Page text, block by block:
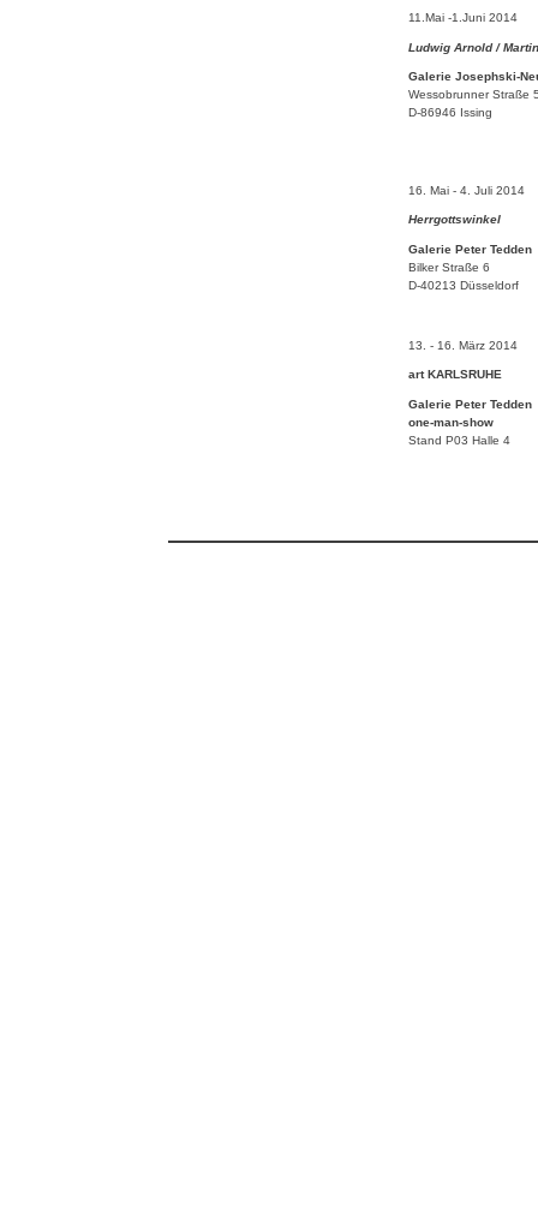
11.Mai -1.Juni 2014
Ludwig Arnold /
Galerie Josephski-
Wessobrunner Straße
D-86946 Issing
16. Mai - 4. Juli 2014
Herrgottswinkel
Galerie Peter Tedden
Bilker Straße 6
D-40213 Düsseldorf
13. - 16. März 2014
art KARLSRUHE
Galerie Peter Tedden
one-man-show
Stand P03 Halle 4